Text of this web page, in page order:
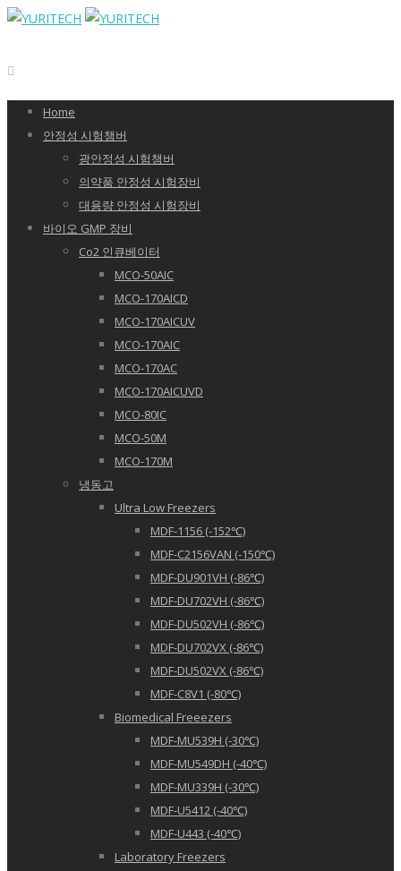
Home
안정성 시험챔버
광안정성 시험챔버
의약품 안정성 시험장비
대용량 안정성 시험장비
바이오 GMP 장비
Co2 인큐베이터
MCO-50AIC
MCO-170AICD
MCO-170AICUV
MCO-170AIC
MCO-170AC
MCO-170AICUVD
MCO-80IC
MCO-50M
MCO-170M
냉동고
Ultra Low Freezers
MDF-1156 (-152℃)
MDF-C2156VAN (-150℃)
MDF-DU901VH (-86℃)
MDF-DU702VH (-86℃)
MDF-DU502VH (-86℃)
MDF-DU702VX (-86℃)
MDF-DU502VX (-86℃)
MDF-C8V1 (-80℃)
Biomedical Freeezers
MDF-MU539H (-30℃)
MDF-MU549DH (-40℃)
MDF-MU339H (-30℃)
MDF-U5412 (-40℃)
MDF-U443 (-40℃)
Laboratory Freezers